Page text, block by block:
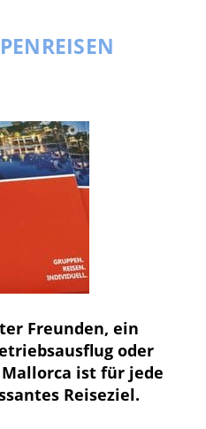
Freunden, ein
oder
ist für jede
Reiseziel.